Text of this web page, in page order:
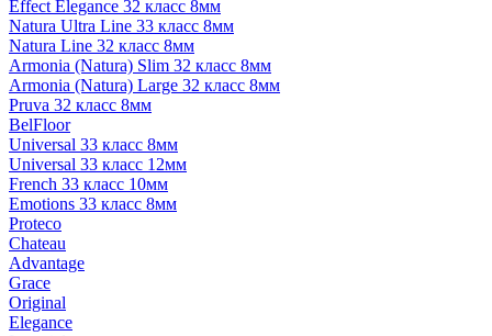
Effect Elegance 32 класс 8мм
Natura Ultra Line 33 класс 8мм
Natura Line 32 класс 8мм
Armonia (Natura) Slim 32 класс 8мм
Armonia (Natura) Large 32 класс 8мм
Pruva 32 класс 8мм
BelFloor
Universal 33 класс 8мм
Universal 33 класс 12мм
French 33 класс 10мм
Emotions 33 класс 8мм
Proteco
Chateau
Advantage
Grace
Original
Elegance